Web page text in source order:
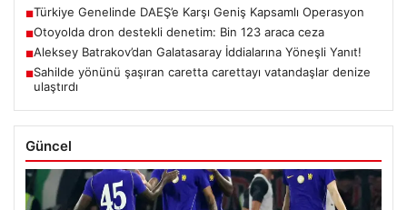
■Türkiye Genelinde DAEŞ’e Karşı Geniş Kapsamlı Operasyon
■Otoyolda dron destekli denetim: Bin 123 araca ceza
■Aleksey Batrakov’dan Galatasaray İddialarına Yöneşli Yanıt!
■Sahilde yönünü şaşıran caretta carettayı vatandaşlar denize
ulaştırdı
Güncel